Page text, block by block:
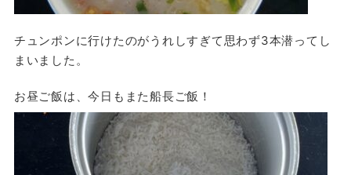
チュンポンに行けたのがうれしすぎて思わず3本潜ってし
まいました。
お昼ご飯は、今日もまた船長ご飯！